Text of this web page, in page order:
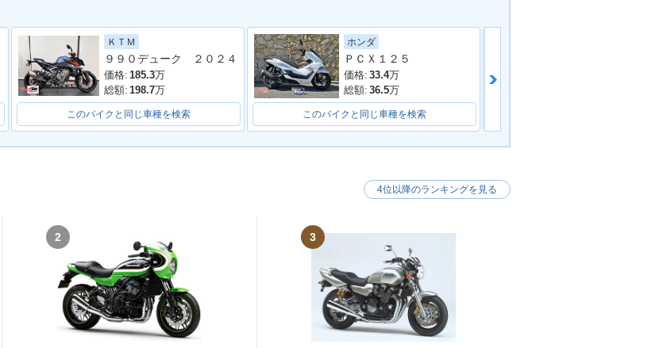
ＫＴＭ
９９０デューク ２０２４
価格: 185.3万
総額: 198.7万
このバイクと同じ車種を検索
ホンダ
ＰＣＸ１２５
価格: 33.4万
総額: 36.5万
このバイクと同じ車種を検索
2 3
4位以降のランキングを見る